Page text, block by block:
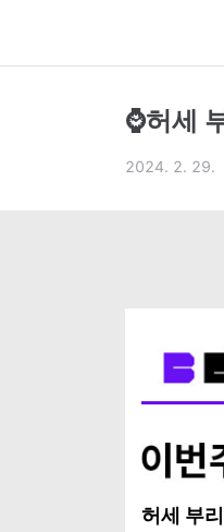
⌚허세
2024. 2. 29.
허세 부